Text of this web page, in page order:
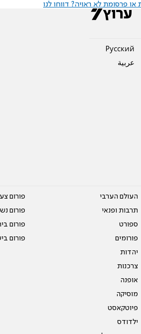
פרסומת לא ראויה? דווחו לנו
Pусский
عربية
העולם הערבי
תרבות ופנאי
ספורט
פורומים
יהדות
צרכנות
אופנה
מוסיקה
פיוטקאסט
ילדודס
פורום
פורום
פורום
פורום